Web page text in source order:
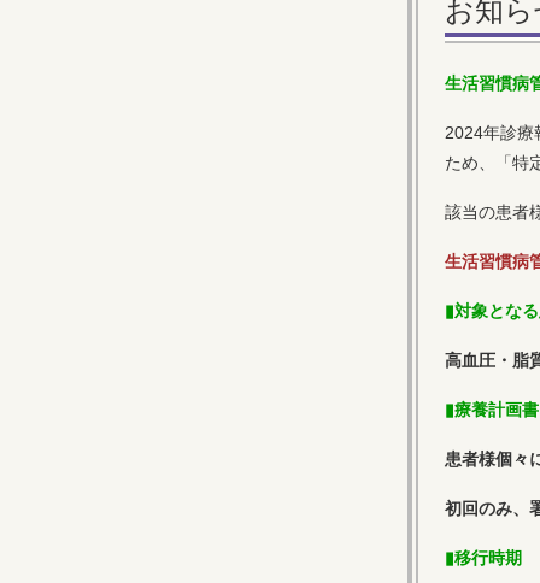
お知
生活習慣病
2024年診療
ため、「特
該当の患者
生活習慣病
▮対象とな
高血圧・脂
▮療養計画書
患者様個々
初回のみ、
▮移行時期